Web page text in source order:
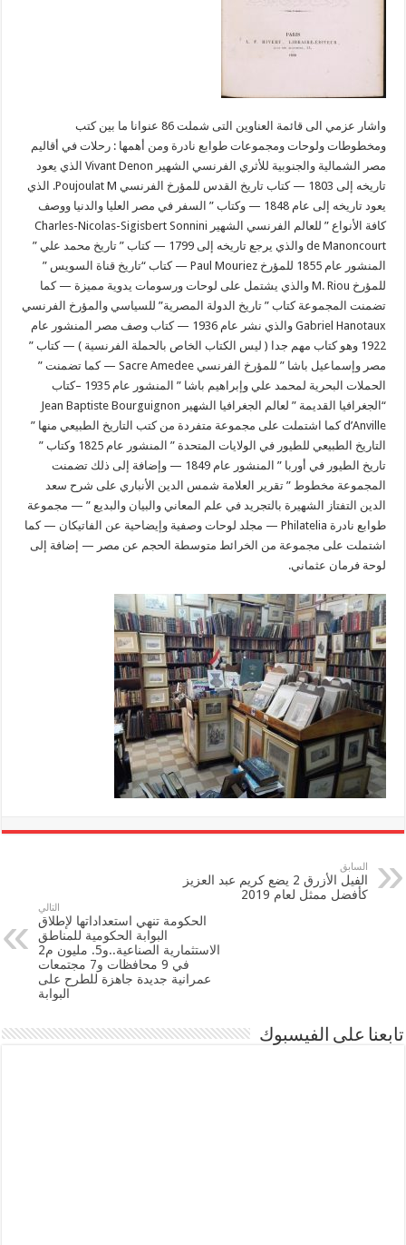
واشار عزمي الى قائمة العناوين التى شملت 86 عنوانا ما بين كتب
ومخطوطات ولوحات ومجموعات طوابع نادرة ومن أهمها : رحلات في أقاليم
مصر الشمالية والجنوبية للأثري الفرنسي الشهير Vivant Denon الذي يعود
تاريخه إلى 1803 — كتاب تاريخ القدس للمؤرخ الفرنسي Poujoulat M. الذي
يعود تاريخه إلى عام 1848 — وكتاب ” السفر في مصر العليا والدنيا ووصف
كافة الأنواع ” للعالم الفرنسي الشهير Charles-Nicolas-Sigisbert Sonnini
de Manoncourt والذي يرجع تاريخه إلى 1799 — كتاب ” تاريخ محمد علي ”
المنشور عام 1855 للمؤرخ Paul Mouriez — كتاب “تاريخ قناة السويس ”
للمؤرخ M. Riou والذي يشتمل على لوحات ورسومات يدوية مميزة — كما
تضمنت المجموعة كتاب ” تاريخ الدولة المصرية” للسياسي والمؤرخ الفرنسي
Gabriel Hanotaux والذي نشر عام 1936 — كتاب وصف مصر المنشور عام
1922 وهو كتاب مهم جدا ( ليس الكتاب الخاص بالحملة الفرنسية ) — كتاب ”
مصر وإسماعيل باشا ” للمؤرخ الفرنسي Sacre Amedee — كما تضمنت ”
الحملات البحرية لمحمد علي وإبراهيم باشا ” المنشور عام 1935 –كتاب
“الجغرافيا القديمة ” لعالم الجغرافيا الشهير Jean Baptiste Bourguignon
d’Anville كما اشتملت على مجموعة متفردة من كتب التاريخ الطبيعي منها ”
التاريخ الطبيعي للطيور في الولايات المتحدة ” المنشور عام 1825 وكتاب ”
تاريخ الطيور في أوربا ” المنشور عام 1849 — وإضافة إلى ذلك تضمنت
المجموعة مخطوط ” تقرير العلامة شمس الدين الأنباري على شرح سعد
الدين التفتاز الشهيرة بالتجريد في علم المعاني والبيان والبديع ” — مجموعة
طوابع نادرة Philatelia — مجلد لوحات وصفية وإيضاحية عن الفاتيكان — كما
اشتملت على مجموعة من الخرائط متوسطة الحجم عن مصر — إضافة إلى
لوحة فرمان عثماني.
السابق
الفيل الأزرق 2 يضع كريم عبد العزيز
كأفضل ممثل لعام 2019
التالي
الحكومة تنهي استعداداتها لإطلاق
البوابة الحكومية للمناطق
الاستثمارية الصناعية..و5. مليون م2
في 9 محافظات و7 مجتمعات
عمرانية جديدة جاهزة للطرح على
البوابة
تابعنا على الفيسبوك